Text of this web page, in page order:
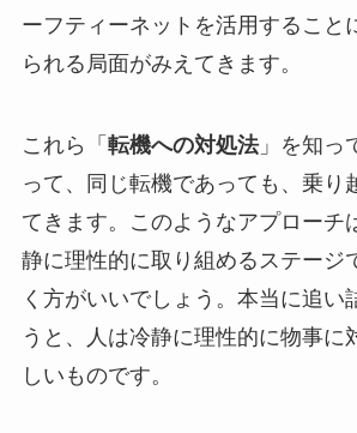
ーフティーネットを活用すること
られる局面がみえてきます。
これら「 転機への対処法」を知っ
って、同じ転機であっても、乗り
てきます。このようなアプローチ
静に理性的に取り組めるステージ
く方がいいでしょう。本当に追い
うと、人は冷静に理性的に物事に
しいものです。